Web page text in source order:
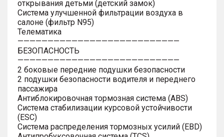
открывания детьми (детский замок)
Система улучшенной фильтрации воздуха в
салоне (фильтр N95)
Телематика
———————————————————————————
БЕЗОПАСНОСТЬ
———————————————————————————
2 боковые передние подушки безопасности
2 подушки безопасности водителя и переднего
пассажира
Антиблокировочная тормозная система (ABS)
Система стабилизации курсовой устойчивости
(ESC)
Система распределения тормозных усилий (EBD)